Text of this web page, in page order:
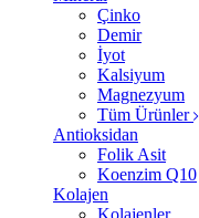
Çinko
Demir
İyot
Kalsiyum
Magnezyum
Tüm Ürünler
Antioksidan
Folik Asit
Koenzim Q10
Kolajen
Kolajenler